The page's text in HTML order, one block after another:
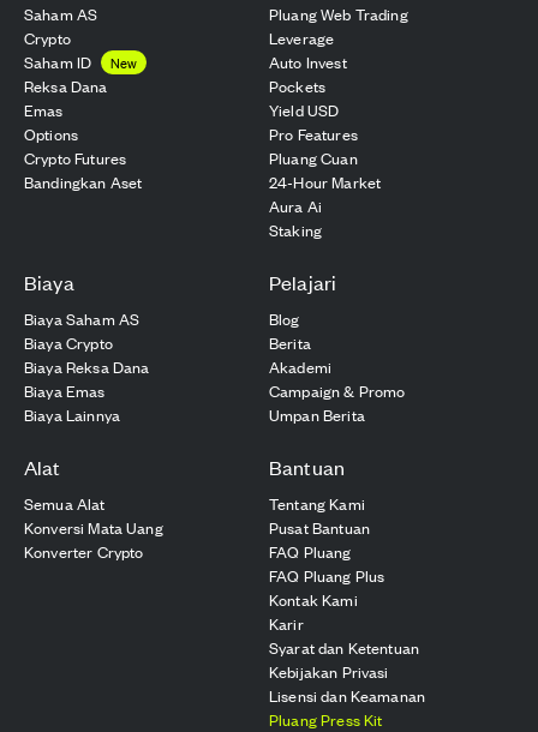
Saham AS
Crypto
Saham ID
New
Reksa Dana
Emas
Options
Crypto Futures
Bandingkan Aset
Pluang Web Trading
Leverage
Auto Invest
Pockets
Yield USD
Pro Features
Pluang Cuan
24-Hour Market
Aura Ai
Staking
Biaya
Biaya Saham AS
Biaya Crypto
Biaya Reksa Dana
Biaya Emas
Biaya Lainnya
Pelajari
Blog
Berita
Akademi
Campaign & Promo
Umpan Berita
Alat
Semua Alat
Konversi Mata Uang
Konverter Crypto
Bantuan
Tentang Kami
Pusat Bantuan
FAQ Pluang
FAQ Pluang Plus
Kontak Kami
Karir
Syarat dan Ketentuan
Kebijakan Privasi
Lisensi dan Keamanan
Pluang Press Kit